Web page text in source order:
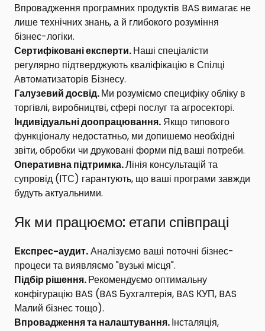
Впровадження програмних продуктів BAS вимагає не
лише технічних знань, а й глибокого розуміння
бізнес-логіки.
Сертифіковані експерти.Наші спеціалісти
регулярно підтверджують кваліфікацію в Спілці
Автоматизаторів Бізнесу.
Галузевий досвід.Ми розуміємо специфіку обліку в
торгівлі, виробництві, сфері послуг та агросекторі.
Індивідуальні доопрацювання. Якщо типового
функціоналу недостатньо, ми допишемо необхідні
звіти, обробки чи друковані форми під ваші потреби.
Оперативна підтримка.Лінія консультацій та
супровід (ІТС) гарантують, що ваші програми завжди
будуть актуальними.
Як ми працюємо: етапи співпраці
Експрес-аудит.Аналізуємо ваші поточні бізнес-
процеси та виявляємо "вузькі місця".
Підбір рішення.Рекомендуємо оптимальну
конфігурацію BAS (BAS Бухгалтерія, BAS КУП, BAS
Малий бізнестощо).
Впровадження та налаштування.Інсталяція,